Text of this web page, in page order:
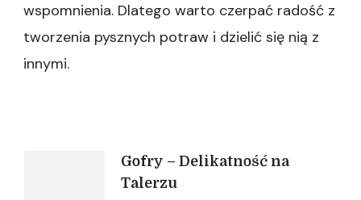
wspomnienia. Dlatego warto czerpać radość z
tworzenia pysznych potraw i dzielić się nią z
innymi.
Nawigacja
Gofry – Delikatność na
Talerzu